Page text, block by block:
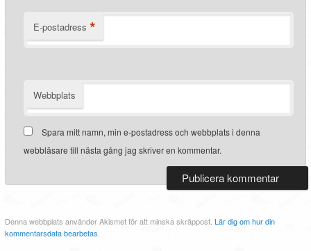
E-postadress *
Webbplats
Spara mitt namn, min e-postadress och webbplats i denna
webbläsare till nästa gång jag skriver en kommentar.
Denna webbplats använder Akismet för att minska skräppost.Lär dig om hur din
kommentarsdata bearbetas